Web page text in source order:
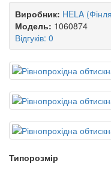
Виробник: HELA
Модель: 1060874
Відгуків: 0
Типорозмір